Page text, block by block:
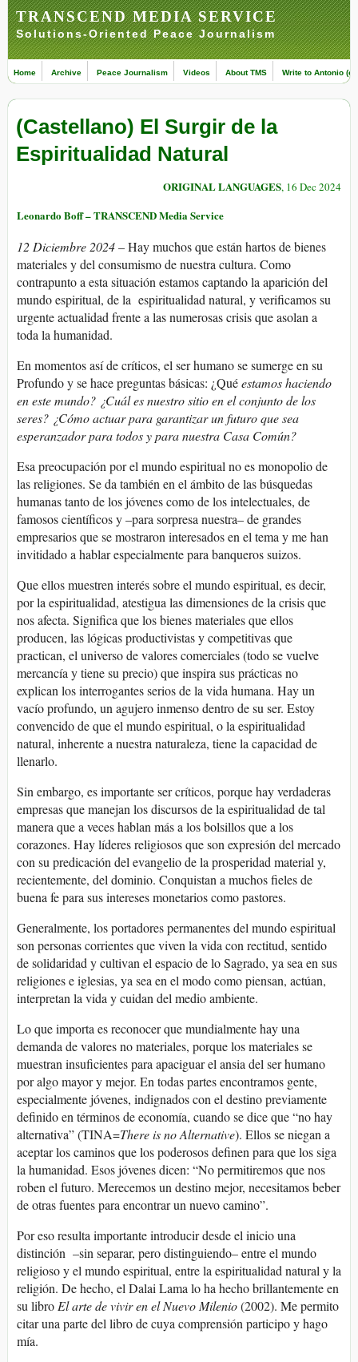
TRANSCEND MEDIA SERVICE
Solutions-Oriented Peace Journalism
Home Archive Peace Journalism Videos About TMS Write to Antonio
(Castellano) El Surgir de la
Espiritualidad Natural
ORIGINAL LANGUAGES, 16 Dec 2024
Leonardo Boff – TRANSCEND Media Service
12 Diciembre 2024– Hay muchos que están hartos de bienes
materiales y del consumismo de nuestra cultura. Como
contrapunto a esta situación estamos captando la aparición del
mundo espiritual, de la espiritualidad natural, y verificamos su
urgente actualidad frente a las numerosas crisis que asolan a
toda la humanidad.
En momentos así de críticos, el ser humano se sumerge en su
Profundo y se hace preguntas básicas: ¿Quéestamos haciendo
en este mundo? ¿Cuál es nuestro sitio en el conjunto de los
seres? ¿Cómo actuar para garantizar un futuro que sea
esperanzadorpara todos y para nuestra Casa Común?
Esa preocupación por el mundo espiritual no es monopolio de
las religiones. Se da también en el ámbito de las búsquedas
humanas tanto de los jóvenes como de los intelectuales, de
famosos científicos y –para sorpresa nuestra– de grandes
empresarios que se mostraron interesados en el tema y me han
invitidado a hablar especialmente para banqueros suizos.
Que ellos muestren interés sobre el mundo espiritual, es decir,
por la espiritualidad, atestigua las dimensiones de la crisis que
nos afecta. Significa que los bienes materiales que ellos
producen, las lógicas productivistas y competitivas que
practican, el universo de valores comerciales (todo se vuelve
mercancía y tiene su precio) que inspira sus prácticas no
explican los interrogantes serios de la vida humana. Hay un
vacío profundo, un agujero inmenso dentro de su ser. Estoy
convencido de que el mundo espiritual, o la espiritualidad
natural, inherente a nuestra naturaleza, tiene la capacidad de
llenarlo.
Sin embargo, es importante ser críticos, porque hay verdaderas
empresas que manejan los discursos de la espiritualidad de tal
manera que a veces hablan más a los bolsillos que a los
corazones. Hay líderes religiosos que son expresión del mercado
con su predicación del evangelio de la prosperidad material y,
recientemente, del dominio. Conquistan a muchos fieles de
buena fe para sus intereses monetarios como pastores.
Generalmente, los portadores permanentes del mundo espiritual
son personas corrientes que viven la vida con rectitud, sentido
de solidaridad y cultivan el espacio de lo Sagrado, ya sea en sus
religiones e iglesias, ya sea en el modo como piensan, actúan,
interpretan la vida y cuidan del medio ambiente.
Lo que importa es reconocer que mundialmente hay una
demanda de valores no materiales, porque los materiales se
muestran insuficientes para apaciguar el ansia del ser humano
por algo mayor y mejor. En todas partes encontramos gente,
especialmente jóvenes, indignados con el destino previamente
definido en términos de economía, cuando se dice que “no hay
alternativa” (TINA=There is no Alternative). Ellos se niegan a
aceptar los caminos que los poderosos definen para que los siga
la humanidad. Esos jóvenes dicen: “No permitiremos que nos
roben el futuro. Merecemos un destino mejor, necesitamos beber
de otras fuentes para encontrar un nuevo camino”.
Por eso resulta importante introducir desde el inicio una
distinción –sin separar, pero distinguiendo– entre el mundo
religioso y el mundo espiritual, entre la espiritualidad natural y la
religión. De hecho, el Dalai Lama lo ha hecho brillantemente en
su libroEl arte de vivir en el Nuevo Milenio(2002). Me permito
citar una parte del libro de cuya comprensión participo y hago
mía.